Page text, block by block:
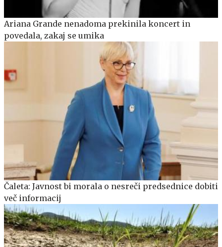
Ariana Grande nenadoma prekinila koncert in
povedala, zakaj se umika
Čaleta: Javnost bi morala o nesreči predsednice dobiti
več informacij